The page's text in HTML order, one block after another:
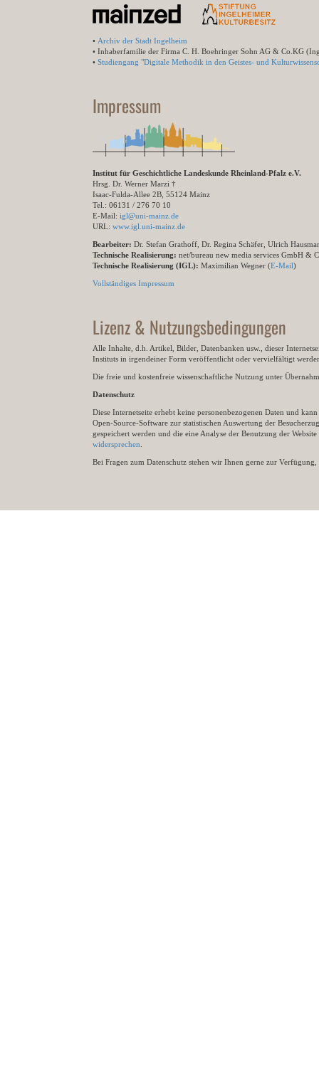
• Archiv der Stadt Ingelheim
• Inhaberfamilie der Firma C. H. Boehringer Sohn AG & Co.KG
• Studiengang "Digitale Methodik in den Geistes- und
Impressum
Institut für Geschichtliche Landeskunde Rheinland-Pfalz e.V.
Hrsg. Dr. Werner Marzi †
Isaac-Fulda-Allee 2B, 55124 Mainz
Tel.: 06131 / 276 70 10
E-Mail: igl@uni-mainz.de
URL: www.igl.uni-mainz.de
Bearbeiter: Dr. Stefan Grathoff, Dr. Regina Schäfer, Ulrich
Technische Realisierung: net/bureau new media services GmbH &
Technische Realisierung (IGL): Maximilian Wegner (E-Mail)
Vollständiges Impressum
Lizenz & Nutzungsbedingungen
Alle Inhalte, d.h. Artikel, Bilder, Datenbanken usw., dieser
Instituts in irgendeiner Form veröffentlicht oder vervielfältigt
Die freie und kostenfreie wissenschaftliche Nutzung unter
Datenschutz
Diese Internetseite erhebt keine personenbezogenen Daten und
Open-Source-Software zur statistischen Auswertung der
gespeichert werden und die eine Analyse der Benutzung der
widersprechen
Bei Fragen zum Datenschutz stehen wir Ihnen gerne zur